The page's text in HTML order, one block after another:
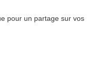
pour un partage sur vos